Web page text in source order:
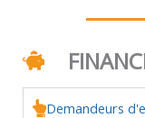
Demandeurs